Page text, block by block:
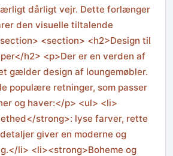
dårligt vejr. Dette forlænger
den visuelle tiltalende
<section> <h2>Design til
h2> <p>Der er en verden af
gælder design af loungemøbler.
populære retninger, som passer
og haver:</p> <ul> <li>
strong>: lyse farver, rette
giver en moderne og
li> <li><strong>Boheme og